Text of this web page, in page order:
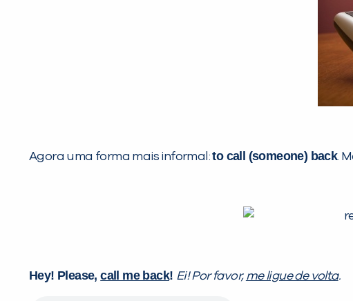
Agora uma forma mais informal:to call (someone) back.
Hey! Please,call me back! Ei! Por favor, me ligue de volta.